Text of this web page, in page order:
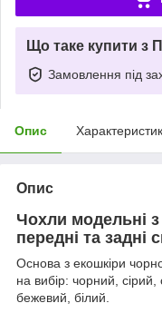
Що таке купити з
Замовлення під
Опис
Опис
Чохли модельні
передні та задні
Основа з екошкіри
на вибір: чорний,
бежевий, білий.